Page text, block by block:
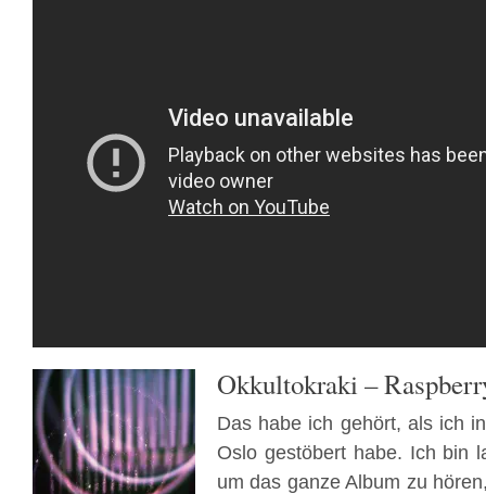
Okkultokraki –
Das habe ich gehört, als ich
Oslo gestöbert habe. Ich bin
um das ganze Album zu